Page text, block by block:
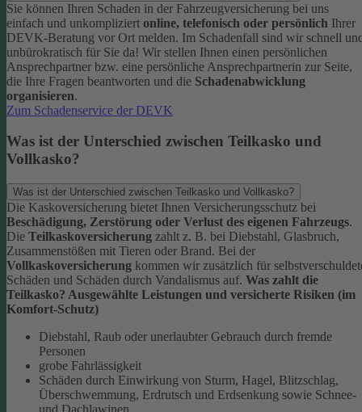
Sie können Ihren Schaden in der Fahrzeugversicherung bei uns
einfach und unkompliziert online, telefonisch oder persönlich Ihrer
DEVK-Beratung vor Ort melden. Im Schadenfall sind wir schnell
unbürokratisch für Sie da! Wir stellen Ihnen einen persönlichen
Ansprechpartner bzw. eine persönliche Ansprechpartnerin zur Seite,
die Ihre Fragen beantworten und die Schadenabwicklung
organisieren.
Zum Schadenservice der DEVK
Was ist der Unterschied zwischen Teilkasko und
Vollkasko?
Was ist der Unterschied zwischen Teilkasko und Vollkasko?
Die Kaskoversicherung bietet Ihnen Versicherungsschutz bei
Beschädigung, Zerstörung oder Verlust des eigenen Fahrzeugs.
Die Teilkaskoversicherung zahlt z. B. bei Diebstahl, Glasbruch,
Zusammenstößen mit Tieren oder Brand. Bei der
Vollkaskoversicherung kommen wir zusätzlich für
Schäden und Schäden durch Vandalismus auf. Was zahlt die
Teilkasko? Ausgewählte Leistungen und versicherte Risiken (im
Komfort-Schutz)
Diebstahl, Raub oder unerlaubter Gebrauch durch fremde
Personen
grobe Fahrlässigkeit
Schäden durch Einwirkung von Sturm, Hagel, Blitzschlag,
Überschwemmung, Erdrutsch und Erdsenkung sowie Schnee-